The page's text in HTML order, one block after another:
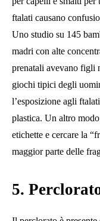
ftalati causano
Uno studio su 145
madri con alte
prenatali avevano figli
giochi tipici degli
l’esposizione agli
plastica. Un altro
etichette e cercare la
maggior parte delle
5.